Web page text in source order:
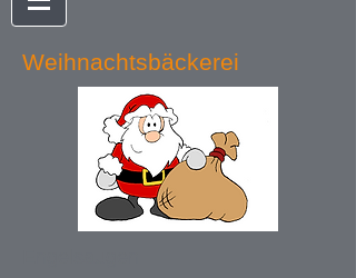
Weihnachtsbäckerei